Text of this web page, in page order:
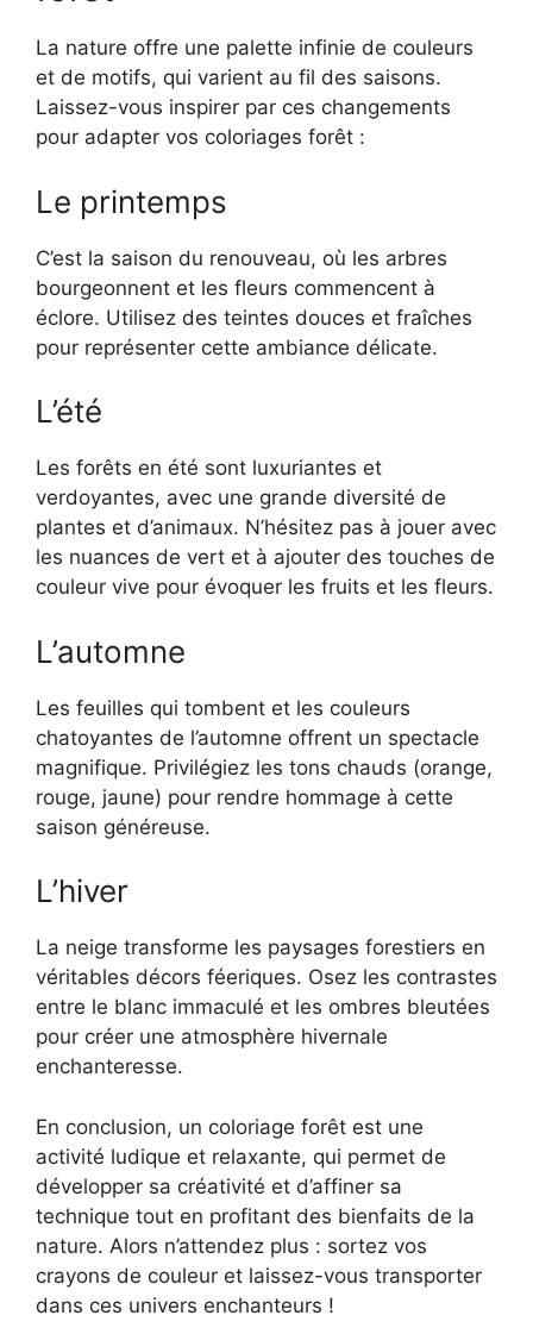
La nature offre une palette infinie de couleurs
et de motifs, qui varient au fil des saisons.
Laissez-vous inspirer par ces changements
pour adapter vos coloriages forêt :
Le printemps
C’est la saison du renouveau, où les arbres
bourgeonnent et les fleurs commencent à
éclore. Utilisez des teintes douces et fraîches
pour représenter cette ambiance délicate.
L’été
Les forêts en été sont luxuriantes et
verdoyantes, avec une grande diversité de
plantes et d’animaux. N’hésitez pas à jouer avec
les nuances de vert et à ajouter des touches de
couleur vive pour évoquer les fruits et les fleurs.
L’automne
Les feuilles qui tombent et les couleurs
chatoyantes de l’automne offrent un spectacle
magnifique. Privilégiez les tons chauds (orange,
rouge, jaune) pour rendre hommage à cette
saison généreuse.
L’hiver
La neige transforme les paysages forestiers en
véritables décors féeriques. Osez les contrastes
entre le blanc immaculé et les ombres bleutées
pour créer une atmosphère hivernale
enchanteresse.
En conclusion, un coloriage forêt est une
activité ludique et relaxante, qui permet de
développer sa créativité et d’affiner sa
technique tout en profitant des bienfaits de la
nature. Alors n’attendez plus : sortez vos
crayons de couleur et laissez-vous transporter
dans ces univers enchanteurs !